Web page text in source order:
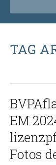
TAG
EM
Fotos